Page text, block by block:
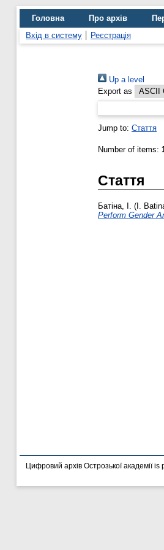
Головна Про архів
Вхід в систему
Реєстрація
Up a level
Export as
Jump to: Стаття
Number of items:
Стаття
Батіна, І. (I.
Perform Gender
Цифровий архів Острозької академії